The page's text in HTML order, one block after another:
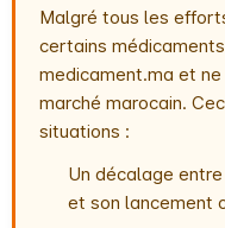
Malgré tous les
certains
medicament.ma et
marché marocain.
situations :
Un décalage
et son lancement